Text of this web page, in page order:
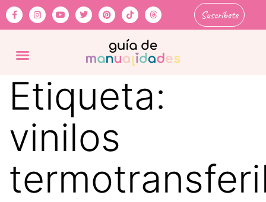
Suscríbete
Etiqueta:
vinilos